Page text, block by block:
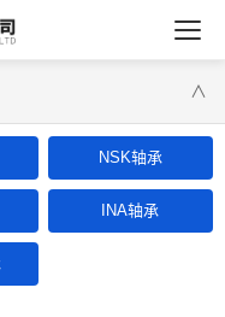
∨
NSK轴承
INA轴承